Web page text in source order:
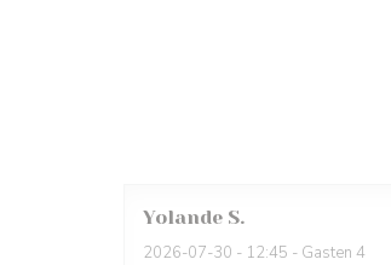
Yolande S
2026-07-30 - 12:45 - Gasten 4